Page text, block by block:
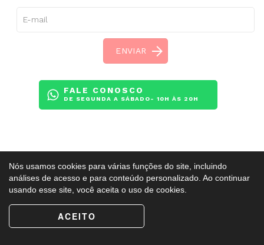
FALE CONOSCO
DE SEGUNDA A SÁBADO- 10H ÀS 20H
Esse site é protegido pelo reCAPTCHA e obedece a
Política de Privacidade
Termos de Serviço do Google.
Nós usamos cookies para várias funções do site, incluindo
análises de acesso e para conteúdo personalizado. Ao continuar
usando esse site, você aceita o uso de cookies.
ACEITO